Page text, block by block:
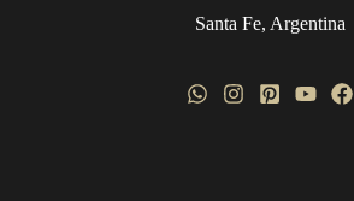
Santa Fe, Argentina